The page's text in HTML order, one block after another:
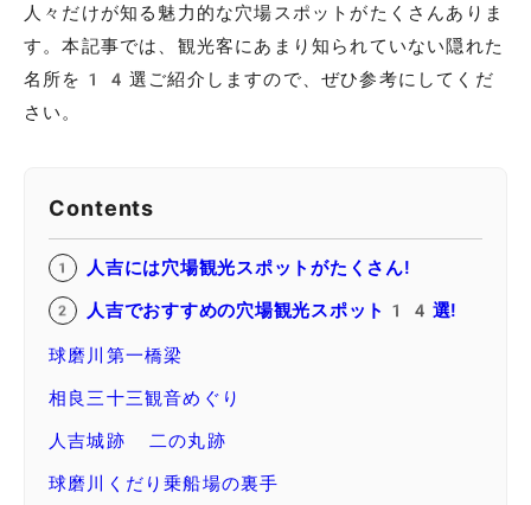
人々だけが知る魅力的な穴場スポットがたくさんありま
す。本記事では、観光客にあまり知られていない隠れた
名所を14選ご紹介しますので、ぜひ参考にしてくだ
さい。
Contents
人吉には穴場観光スポットがたくさん!
人吉でおすすめの穴場観光スポット14選!
球磨川第一橋梁
相良三十三観音めぐり
人吉城跡 二の丸跡
球磨川くだり乗船場の裏手